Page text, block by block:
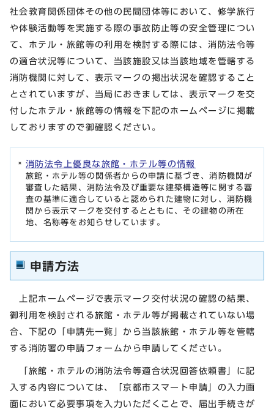
社会教育関係団体その他の民間団体等において、修学旅行
や体験活動等を実施する際の事故防止等の安全管理につい
て、ホテル・旅館等の利用を検討する際には、消防法令等
の適合状況等について、当該施設又は当該地域を管轄する
消防機関に対して、表示マークの掲出状況を確認すること
とされていますが、当局におきましては、表示マークを交
付したホテル・旅館等の情報を下記のホームページに掲載
しておりますので御確認ください。
消防法令上優良な旅館・ホテル等の情報
旅館・ホテル等の関係者からの申請に基づき、消防機関が
審査した結果、消防法令及び重要な建築構造等に関する審
査の基準に適合していると認められた建物に対し、消防機
関から表示マークを交付するとともに、その建物の所在
地、名称等をお知らせしています。
申請方法
上記ホームページで表示マーク交付状況の確認の結果、
御利用を検討される旅館・ホテル等が掲載されていない場
合、下記の「申請先一覧」から当該旅館・ホテル等を管轄
する消防署の申請フォームから申請してください。
「旅館・ホテルの消防法令等適合状況回答依頼書」に記
入する内容については、「京都市スマート申請」の入力画
面において必要事項を入力いただくことで、届出手続きが